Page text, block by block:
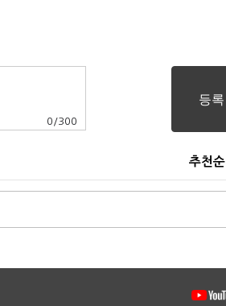
0 /300
추천순